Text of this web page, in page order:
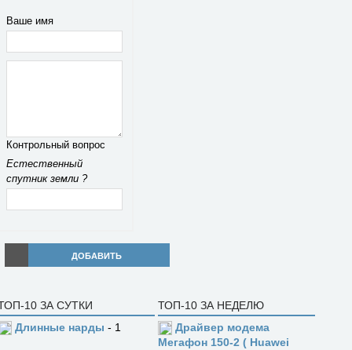
Ваше имя
Контрольный вопрос
Естественный
спутник земли ?
ДОБАВИТЬ
10 ЗА СУТКИ
Длинные нарды - 1
ТОП-10 ЗА НЕДЕЛЮ
Драйвер модема
Мегафон 150-2 ( Huawei